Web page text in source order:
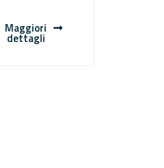
Maggiori
dettagli